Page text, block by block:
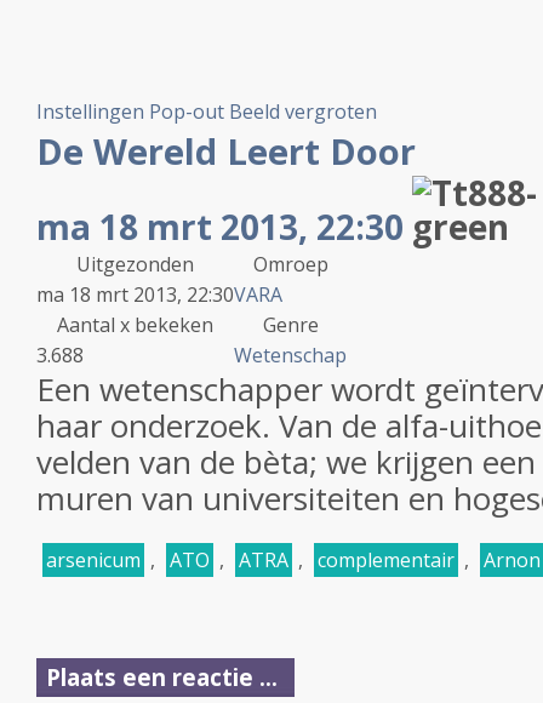
Instellingen Pop-out Beeld vergroten
De Wereld Leert Door
ma 18 mrt 2013, 22:30
Uitgezonden
Omroep
ma 18 mrt 2013, 22:30VARA
Aantal x bekeken
Genre
3.688
Wetenschap
Een wetenschapper wordt
haar onderzoek. Van de alfa-
velden van de bèta; we krijgen
muren van universiteiten en
arsenicum , ATO , ATRA , complementair ,
Plaats een reactie ...